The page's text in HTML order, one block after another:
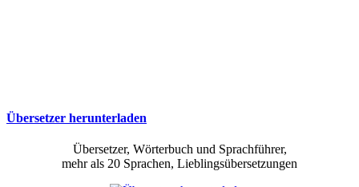
Übersetzer herunterladen
Übersetzer, Wörterbuch und Sprachführer,
mehr als 20 Sprachen, Lieblingsübersetzungen